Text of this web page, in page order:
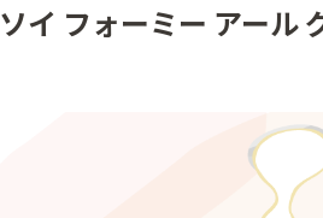
ソイ フォーミー アール